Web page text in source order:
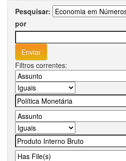
Pesquisar:
por
Filtros correntes: